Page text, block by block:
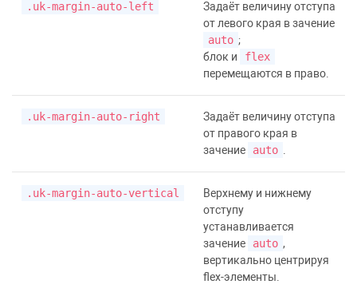
.uk-margin-auto-left
Задаёт величину отступа
от левого края в зачение
auto ;
блок и
flex
перемещаются в право.
.uk-margin-auto-right
Задаёт величину отступа
от правого края в
зачение
auto .
.uk-margin-auto-vertical
Верхнему и нижнему
отступу
устанавливается
зачение
auto ,
вертикально центрируя
flex-элементы.